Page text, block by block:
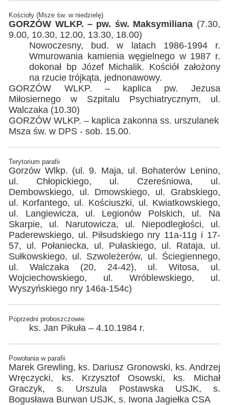
Kościoły (Msze św. w niedzielę)
GORZÓW WLKP. – pw. św. Maksymiliana (7.30,
9.00, 10.30, 12.00, 13.30, 18.00)
Nowoczesny, bud. w latach 1986-1994 r.
Wmurowania kamienia węgielnego w 1987 r.
dokonał bp Józef Michalik. Kościół założony
na rzucie trójkąta, jednonawowy.
GORZÓW WLKP. – kaplica pw. Jezusa
Miłosiernego w Szpitalu Psychiatrycznym, ul.
Walczaka (10.30)
GORZÓW WLKP. – kaplica zakonna ss. urszulanek
Msza św. w DPS - sob. 15.00.
Terytorium parafii
Gorzów Wlkp. (ul. 9. Maja, ul. Bohaterów Lenino,
ul. Chłopickiego, ul. Czereśniowa, ul.
Dembowskiego, ul. Dmowskiego, ul. Grabskiego,
ul. Korfantego, ul. Kościuszki, ul. Kwiatkowskiego,
ul. Langiewicza, ul. Legionów Polskich, ul. Na
Skarpie, ul. Narutowicza, ul. Niepodległości, ul.
Paderewskiego, ul. Piłsudskiego nry 11a-11g i 17-
57, ul. Połaniecka, ul. Pułaskiego, ul. Rataja, ul.
Sułkowskiego, ul. Szwoleżerów, ul. Ściegiennego,
ul. Walczaka (20, 24-42), ul. Witosa, ul.
Wojciechowskiego, ul. Wróblewskiego, ul.
Wyszyńskiego nry 146a-154c)
Poprzedni proboszczowie
ks. Jan Pikuła – 4.10.1984 r.
Powołania w parafii
Marek Grewling, ks. Dariusz Gronowski, ks. Andrzej
Wręczycki, ks. Krzysztof Osowski, ks. Michał
Graczyk, s. Urszula Postawska USJK, s.
Bogusława Burwan USJK, s. Iwona Jagiełka CSA